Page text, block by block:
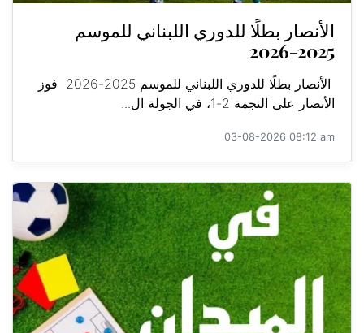
الأنصار بطلًا للدوري اللبناني للموسم
2025-2026
الأنصار بطلًا للدوري اللبناني للموسم 2025-2026 فوز
الأنصار على النجمة 2-1، في الجولة ال...
03-08-2026 08:12 am